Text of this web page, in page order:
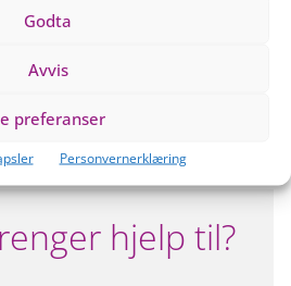
Godta
Avvis
preferanser
Personvernerklæring
boligeiere og leietakere i
det gjelder små
oppdrag i hjemmet.
hjelp til?